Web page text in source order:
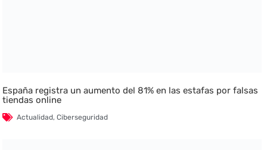
España registra un aumento del 81% en las estafas por falsas
tiendas online
Actualidad,Ciberseguridad